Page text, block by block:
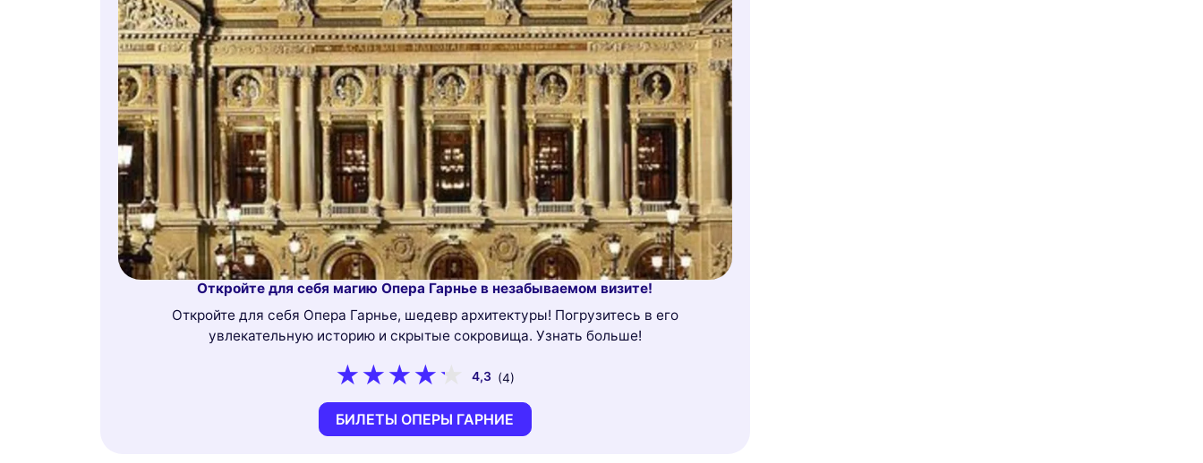
Откройте для себя магию Опера Гарнье в незабываемом визите!
Откройте для себя Опера Гарнье, шедевр архитектуры! Погрузитесь в его
увлекательную историю и скрытые сокровища. Узнать больше!
4,3 (4)
БИЛЕТЫ ОПЕРЫ ГАРНИЕ